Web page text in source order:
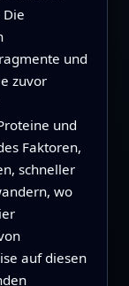
und
zuvor
und
Faktoren,
schneller
wo
auf diesen